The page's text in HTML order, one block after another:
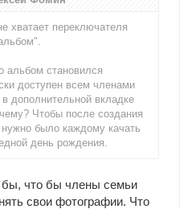
хватает переключателя
альбом становился
доступен всем членами
дополнительной вкладке
Чтобы после создания
было каждому качать
день рождения.
что бы члены семьи
свои фотографии. Что